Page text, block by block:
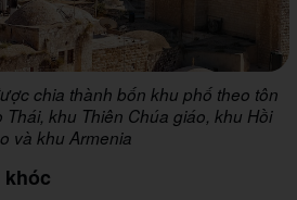
chia thành bốn khu phố theo tôn
khu Thiên Chúa giáo, khu Hồi
và khu Armenia